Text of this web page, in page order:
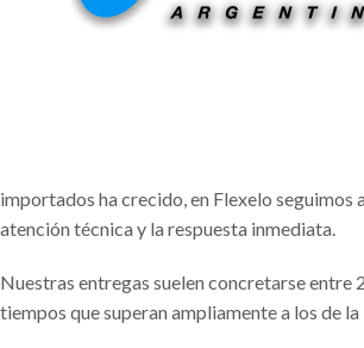
importados ha crecido, en Flexelo
atención técnica y la respuesta inmediata.
Nuestras entregas suelen concretarse entre
tiempos que superan ampliamente a los de